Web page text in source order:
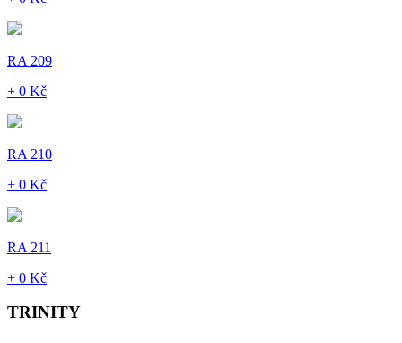
RA 209
+ 0 Kč
RA 210
+ 0 Kč
RA 211
+ 0 Kč
TRINITY